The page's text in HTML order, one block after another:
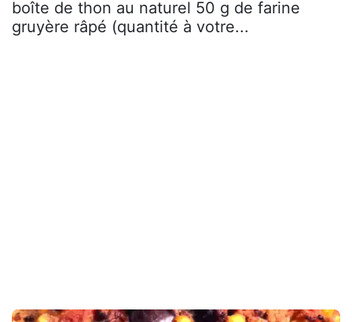
boîte de thon au naturel 50 g de farine
gruyère râpé (quantité à votre...